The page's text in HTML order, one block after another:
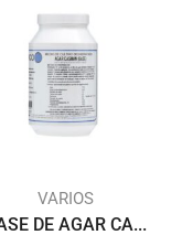
VARIOS
DE AGAR CA...